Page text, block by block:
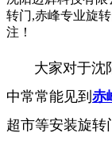
转门,赤峰专业旋
注！
大家对于沈
中常常能见到 赤
超市等安装旋转